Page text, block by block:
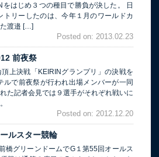
をはじめ３つの種目で勝負が決した。 日
トリーしたのは、今年１月のワールドカ
渡邉 […]
Posted on: 2013.02.23
前夜祭
上決戦「KEIRINグランプリ」の決戦を
ルで前夜祭が行われ出場メンバーが一同
た記者会見では９選手がそれぞれ戦いに
Posted on: 2012.12.20
ルスター競輪
橋グリーンドームでG１第55回オールス